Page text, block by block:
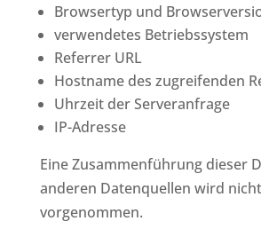
Browsertyp und
verwendetes Betriebssystem
Referrer URL
Hostname des zugreifenden
Uhrzeit der Serveranfrage
IP-Adresse
Eine Zusammenführung dieser
anderen Datenquellen wird nicht
vorgenommen.